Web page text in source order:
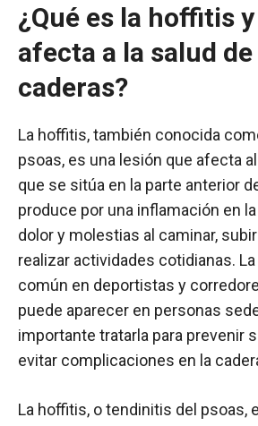
¿Qué es la hoffitis
afecta a la salud
caderas?
La hoffitis, también conocida
psoas, es una lesión que afecta
que se sitúa en la parte anterior
produce por una inflamación en
dolor y molestias al caminar,
realizar actividades cotidianas.
común en deportistas y
puede aparecer en personas
importante tratarla para prevenir
evitar complicaciones en la
La hoffitis, o tendinitis del psoas,